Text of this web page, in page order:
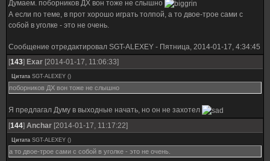
Думаем. поборников ДХ вон тоже не слышно
А если по теме, в прот хорошо играть толпой, а то двое-трое сами с
собой в уголке - это не очень.
Сообщение отредактировал SGT-ALEXEY - Пятница, 2014-01-17, 4:34:45
[143] Exar [2014-01-17, 11:06:33]
Цитата SGT-ALEXEY ()
поборников ДХ вон тоже не слышно
Я предлагал Думу в выходные начать, но он не захотел
[144] Anchar [2014-01-17, 11:17:22]
Цитата SGT-ALEXEY ()
а то двое-трое сами с собой в уголке - это не очень.